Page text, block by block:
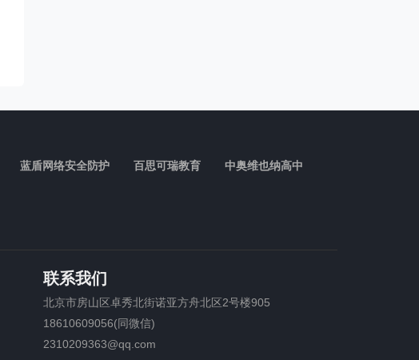
蓝盾网络安全防护 百思可瑞教育 中奥维也纳高中
联系我们
北京市房山区卓秀北街诺亚方舟北区2号楼905
18610609056(同微信)
2310209363@qq.com